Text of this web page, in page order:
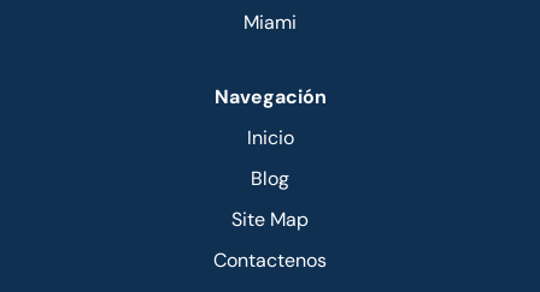
Miami
Navegación
Inicio
Blog
Site Map
Contactenos